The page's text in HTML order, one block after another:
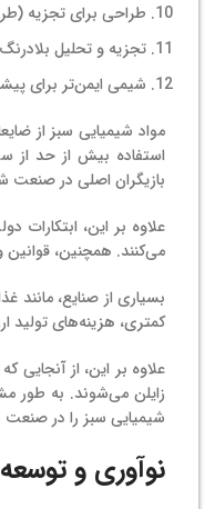
طراحی برای تجزیه
تجزیه و تحلیل
شیمی ایمن‌تر برای
مواد شیمیایی سبز از
استفاده بیش از حد از
بازیگران اصلی در صنعت
علاوه بر این،
می‌کنند. همچنین،
بسیاری از صنایع، مانند
کمتری، هزینه‌های تولید
علاوه بر این، از
زایلن می‌شوند. به طور
شیمیایی سبز را در
نوآوری و